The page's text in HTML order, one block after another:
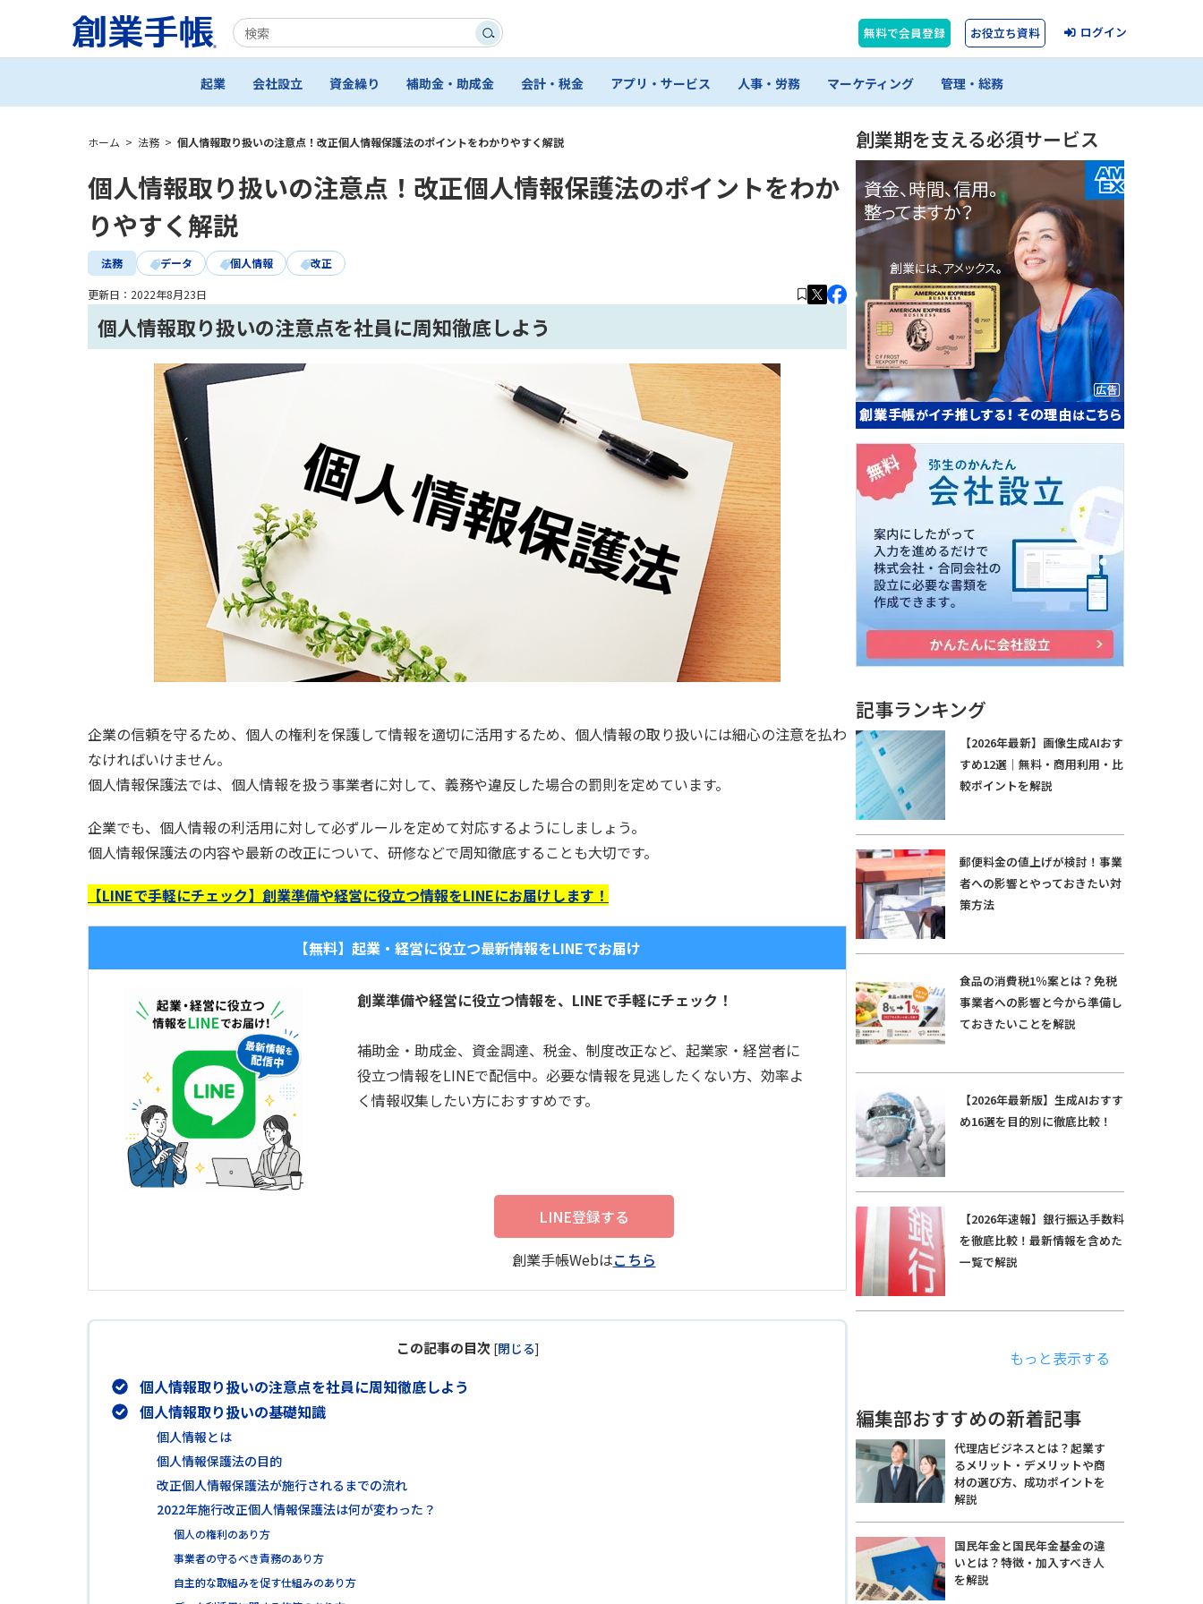
無料で会員登録 お役立ち資料 ログイン
起業 会社設立 資金繰り 補助金・助成金 会計・税金 アプリ・サービス 人事・労務 マーケティング 管理・総務
ホーム > 法務 > 個人情報取り扱いの注意点！改正個人情報保護法のポイントをわかりやすく解説
個人情報取り扱いの注意点！改正個人情報保護法のポイントをわか
りやすく解説
法務 データ 個人情報 改正
更新日： 2022年8月23日
個人情報取り扱いの注意点を社員に周知徹底しよう
企業の信頼を守るため、個人の権利を保護して情報を適切に活用するため、個人情報の取り扱いには細心の注意を払わ
なければいけません。
個人情報保護法では、個人情報を扱う事業者に対して、義務や違反した場合の罰則を定めています。
企業でも、個人情報の利活用に対して必ずルールを定めて対応するようにしましょう。
個人情報保護法の内容や最新の改正について、研修などで周知徹底することも大切です。
【LINEで手軽にチェック】創業準備や経営に役立つ情報をLINEにお届けします！
【無料】起業・経営に役立つ最新情報をLINEでお届け
創業準備や経営に役立つ情報を、LINEで手軽にチェック！
補助金・助成金、資金調達、税金、制度改正など、起業家・経営者に
役立つ情報をLINEで配信中。必要な情報を見逃したくない方、効率よ
く情報収集したい方におすすめです。
LINE登録する
創業手帳Webはこちら
この記事の目次 [閉じる]
個人情報取り扱いの注意点を社員に周知徹底しよう
個人情報取り扱いの基礎知識
個人情報とは
個人情報保護法の目的
改正個人情報保護法が施行されるまでの流れ
2022年施行改正個人情報保護法は何が変わった？
個人の権利のあり方
事業者の守るべき責務のあり方
自主的な取組みを促す仕組みのあり方
創業期を支える必須サービス
記事ランキング
【2026年最新】画像生成AIおす
すめ12選｜無料・商用利用・比
較ポイントを解説
郵便料金の値上げが検討！事業
者への影響とやっておきたい対
策方法
食品の消費税1％案とは？免税
事業者への影響と今から準備し
ておきたいことを解説
【2026年最新版】生成AIおすす
め16選を目的別に徹底比較！
【2026年速報】銀行振込手数料
を徹底比較！最新情報を含めた
一覧で解説
もっと表示する
編集部おすすめの新着記事
代理店ビジネスとは？起業す
るメリット・デメリットや商
材の選び方、成功ポイントを
解説
国民年金と国民年金基金の違
いとは？特徴・加入すべき人
を解説